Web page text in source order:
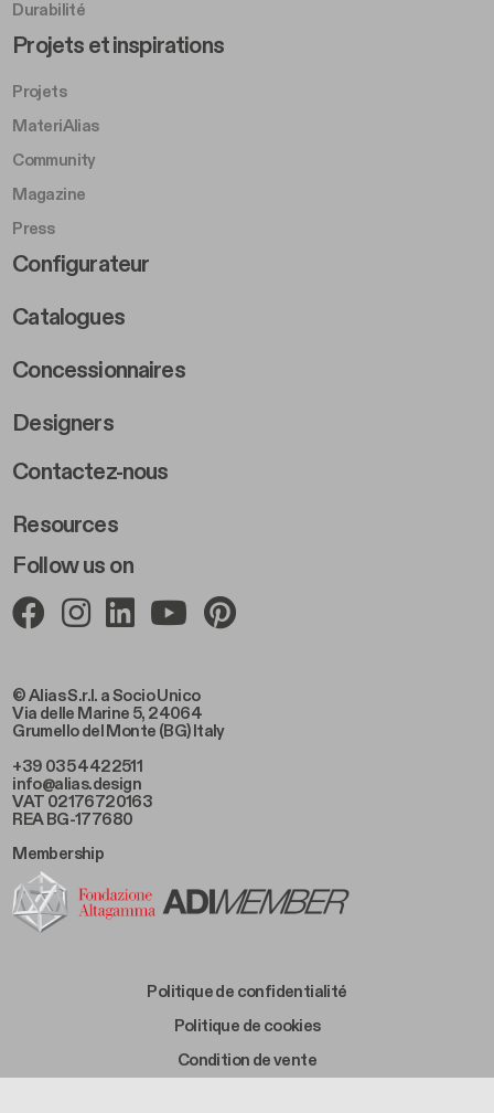
© Alias S.r.l. a Socio Unico
Via delle Marine 5, 24064
Grumello del Monte (BG) Italy
+39 035 4422511
info@alias.design
VAT 02176720163
REA BG-177680
Durabilité
Follow us on
Footer Left Middle B
Projets et inspirations
Projets
MateriAlias
Community
Magazine
Press
Footer Right Middle B
Configurateur
Catalogues
Concessionnaires
Designers
Footer Right 2
Contactez-nous
Resources
Membership
Footer Bottom Left
Politique de confidentialité
Footer Bottom Left Middle
Politique de cookies
Footer Bottom Right Middle
Condition de vente
Footer Bottom Right